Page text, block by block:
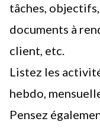
tâches,
documents à
client, etc.
Listez les
hebdo,
Pensez